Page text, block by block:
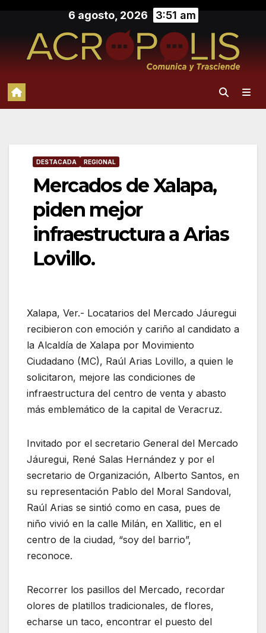
contenido
6 agosto, 2026 3:51 am
DESTACADA REGIONAL
Mercados de Xalapa,
piden mejor
infraestructura a Arias
Lovillo.
Xalapa, Ver.- Locatarios del Mercado Jáuregui
recibieron con emoción y cariño al candidato a
la Alcaldía de Xalapa por Movimiento
Ciudadano (MC), Raúl Arias Lovillo, a quien le
solicitaron, mejore las condiciones de
infraestructura del centro de venta y abasto
más emblemático de la capital de Veracruz.
Invitado por el secretario General del Mercado
Jáuregui, René Salas Hernández y por el
secretario de Organización, Alberto Santos, en
su representación Pablo del Moral Sandoval,
Raúl Arias se sintió como en casa, pues de
niño vivió en la calle Milán, en Xallitic, en el
centro de la ciudad, “soy del barrio”,
reconoce.
Recorrer los pasillos del Mercado, recordar
olores de platillos tradicionales, de flores,
echarse un taco, encontrar el puesto del